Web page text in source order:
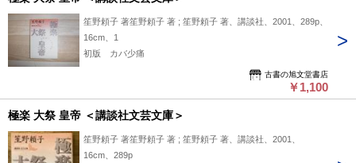
笙野頼子 著笙野頼子 著 ; 笙野頼子 著、講談社、2001、289p、
16cm、1
初版 カバ少痛
古書の旭文堂書店
￥1,100
極楽 大祭 皇帝 ＜講談社文芸文庫＞
笙野頼子 著笙野頼子 著 ; 笙野頼子 著、講談社、2001、
16cm、289p